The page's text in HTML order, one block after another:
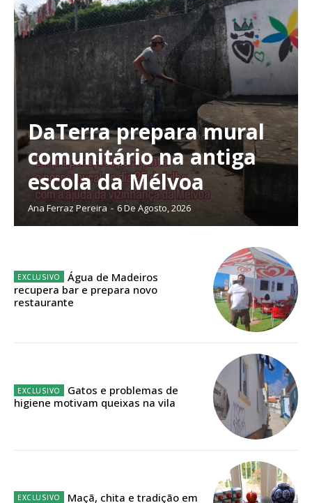
Planos de Assinatura
Faça-se assinante do Região de Cister e ajude-nos a manter este serviço
Sendo assinante terá acesso a todos os conteúdos exclusivos e versões
Escolha o plano de assinatura desejado:
ASSINATURA
DaTerra prepara mural
comunitário na antiga
escola da Mélvoa
Ana Ferraz Pereira - 6 De Agosto, 2026
Água de Madeiros
recupera bar e prepara novo
restaurante
Gatos e problemas de
higiene motivam queixas na vila
Maçã, chita e tradição em